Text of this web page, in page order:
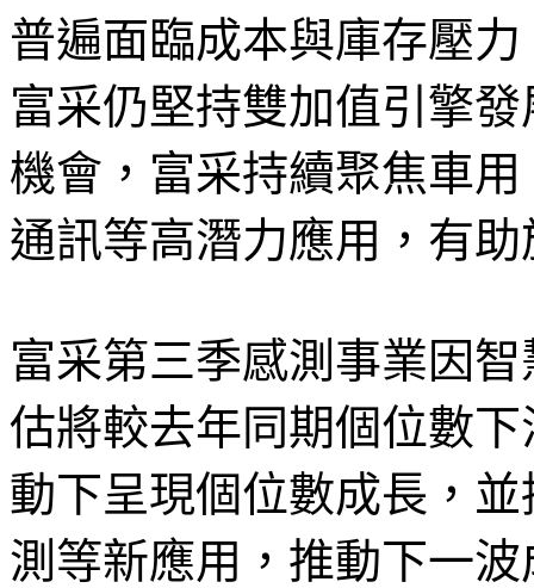
普遍面臨成本與庫存壓
富采仍堅持雙加值引擎
機會，富采持續聚焦車
通訊等高潛力應用，有
富采第三季感測事業因
估將較去年同期個位數
動下呈現個位數成長，
測等新應用，推動下一